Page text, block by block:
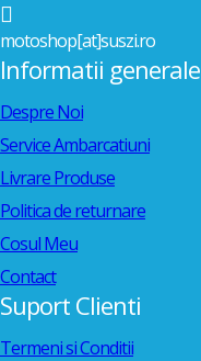

motoshop[at]suszi.ro
Informatii generale
Despre Noi
Service Ambarcatiuni
Livrare Produse
Politica de returnare
Cosul Meu
Contact
Suport Clienti
Termeni si Conditii